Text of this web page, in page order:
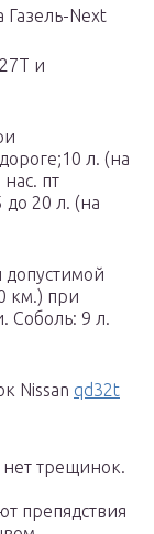
Next
и
л. (на
пт
до 20 л. (на
допустимой
км.) при
Соболь: 9 л.
Nissan qd32t
нет трещинок.
препядствия